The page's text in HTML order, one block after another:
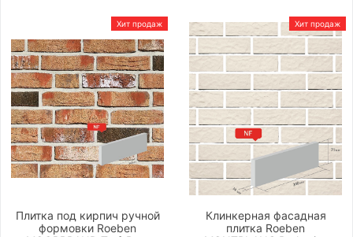
Хит продаж
Плитка под кирпич ручной
формовки Roeben
Хит продаж
Клинкерная фасадная
плитка Roeben